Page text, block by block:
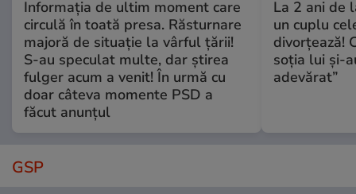
Informația de ultim moment care
circulă în toată presa. Răsturnare
majoră de situație la vârful țării!
S-au speculat multe, dar știrea
fulger acum a venit! În urmă cu
doar câteva momente PSD a
făcut anunțul
La 2 ani de
un cuplu
divorțează!
soția lui și-
adevărat”
GSP